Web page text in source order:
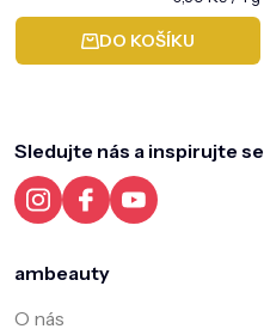
cena:
DO KOŠÍKU
Sledujte nás a inspirujte se
ambeauty
O nás